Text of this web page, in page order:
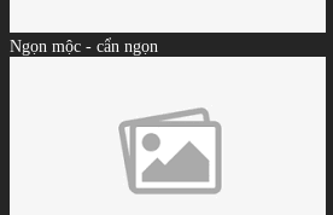
Ngọn mộc - cẩn ngọn